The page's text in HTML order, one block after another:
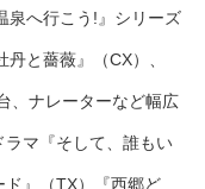
泉へ行こう!』シリーズ
と薔薇』（CX）、
、ナレーターなど幅広
ラマ『そして、誰もい
』（TX）『西郷ど